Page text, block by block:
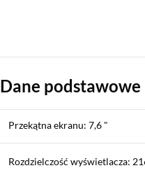
Dane podstawowe
Przekątna ekranu: 7,6 "
Rozdzielczość wyświetlacza: